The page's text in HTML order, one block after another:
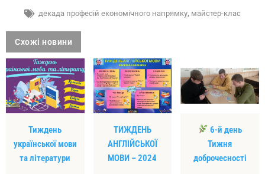
декада професій економічного напрямку, майстер-клас
Схожі новини
Тиждень
української мови
та літератури
ТИЖДЕНЬ
АНГЛІЙСЬКОЇ
МОВИ – 2024
6-й день
Тижня
доброчесності